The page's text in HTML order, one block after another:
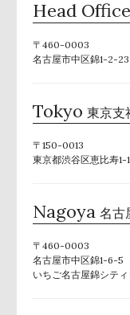
Head Office
〒460-0003
名古屋市中区錦1-2-23
Tokyo 東京支
〒150-0013
東京都渋谷区恵比寿
Nagoya 名古
〒460-0003
名古屋市中区錦1-6-5
いちご名古屋錦シテ